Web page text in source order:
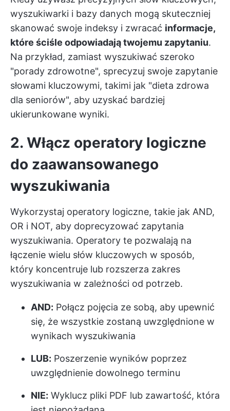
wyszukiwarki i bazy danych mogą skuteczniej
skanować swoje indeksy i zwracać informacje,
które ściśle odpowiadają twojemu zapytaniu.
Na przykład, zamiast wyszukiwać szeroko
"porady zdrowotne", sprecyzuj swoje zapytanie
słowami kluczowymi, takimi jak "dieta zdrowa
dla seniorów", aby uzyskać bardziej
ukierunkowane wyniki.
2. Włącz operatory logiczne
do zaawansowanego
wyszukiwania
Wykorzystaj operatory logiczne, takie jak AND,
OR i NOT, aby doprecyzować zapytania
wyszukiwania. Operatory te pozwalają na
łączenie wielu słów kluczowych w sposób,
który koncentruje lub rozszerza zakres
wyszukiwania w zależności od potrzeb.
AND: Połącz pojęcia ze sobą, aby upewnić
się, że wszystkie zostaną uwzględnione w
wynikach wyszukiwania
LUB: Poszerzenie wyników poprzez
uwzględnienie dowolnego terminu
NIE: Wyklucz pliki PDF lub zawartość, która